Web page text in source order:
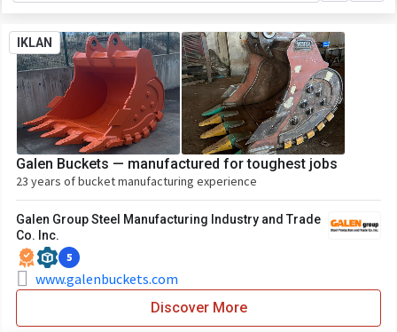
IKLAN
Galen Buckets — manufactured for toughest jobs
23 years of bucket manufacturing experience
Galen Group Steel Manufacturing Industry and Trade
Co. Inc.
5
www.galenbuckets.com
Discover More